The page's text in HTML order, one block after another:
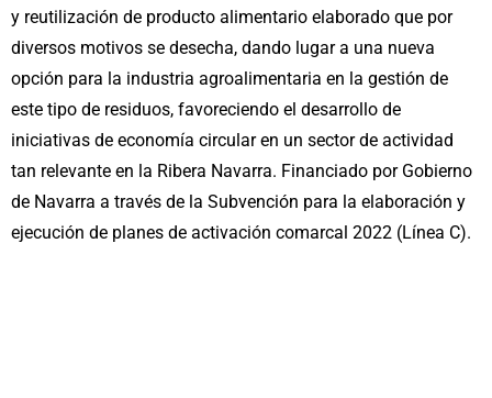
y reutilización de producto alimentario elaborado que por
diversos motivos se desecha, dando lugar a una nueva
opción para la industria agroalimentaria en la gestión de
este tipo de residuos, favoreciendo el desarrollo de
iniciativas de economía circular en un sector de actividad
tan relevante en la Ribera Navarra. Financiado por Gobierno
de Navarra a través de la Subvención para la elaboración y
ejecución de planes de activación comarcal 2022 (Línea C).